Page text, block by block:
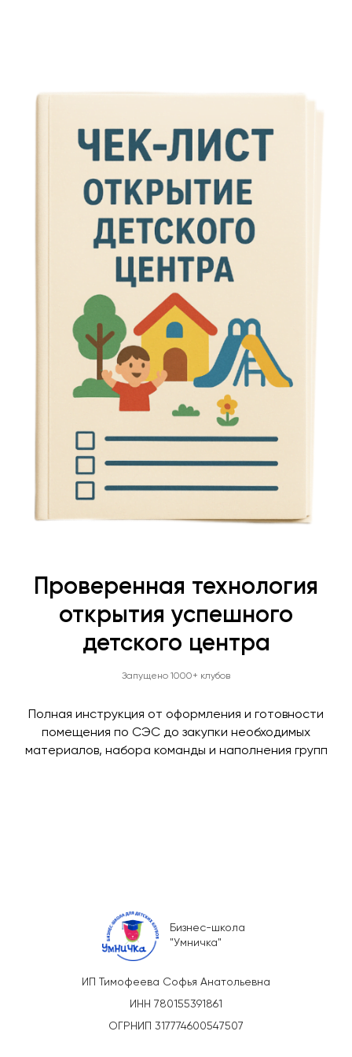
Проверенная технология
открытия успешного
детского центра
Запущено 1000+ клубов
Полная инструкция от оформления и готовности
помещения по СЭС до закупки необходимых
материалов, набора команды и наполнения групп
ИП Тимофеева Софья Анатольевна
ИНН 780155391861
ОГРНИП 317774600547507
Бизнес-школа
"Умничка"